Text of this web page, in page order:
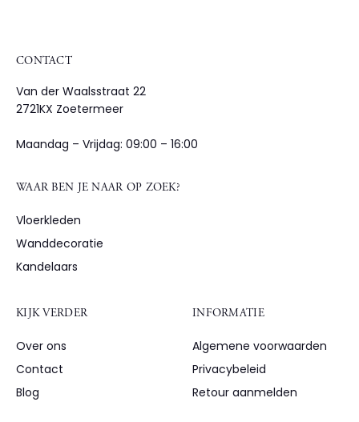
CONTACT
Van der Waalsstraat 22
2721KX Zoetermeer
Maandag – Vrijdag: 09:00 – 16:00
WAAR BEN JE NAAR OP ZOEK?
Vloerkleden
Wanddecoratie
Kandelaars
KIJK VERDER
Over ons
Contact
Blog
INFORMATIE
Algemene voorwaarden
Privacybeleid
Retour aanmelden